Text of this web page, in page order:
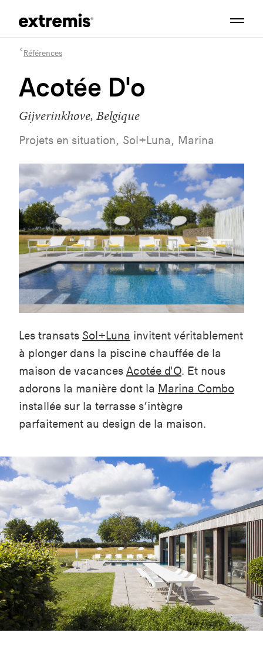
Références
Acotée D'o
Gijverinkhove, Belgique
Projets en situation, Sol+Luna, Marina
Les transats Sol+Luna invitent véritablement
à plonger dans la piscine chauffée de la
maison de vacances Acotée d'O. Et nous
adorons la manière dont la Marina Combo
installée sur la terrasse s’intègre
parfaitement au design de la maison.